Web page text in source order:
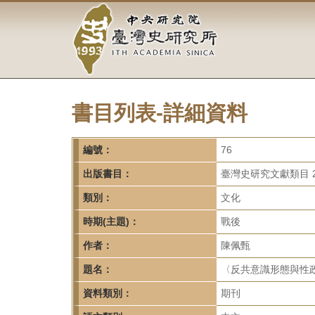
容
中
央
研
究
院-
臺
灣
史
研
究
所-
書目列表-詳細資料
編號： 76
出版書目： 臺灣史研究文獻類目
類別： 文化
時期(主題)： 戰後
作者： 陳佩甄
題名： 〈反共意識形態與
資料類別： 期刊